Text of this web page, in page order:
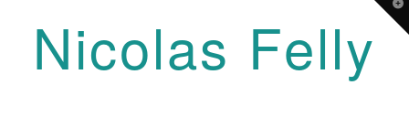
Nicolas Felly